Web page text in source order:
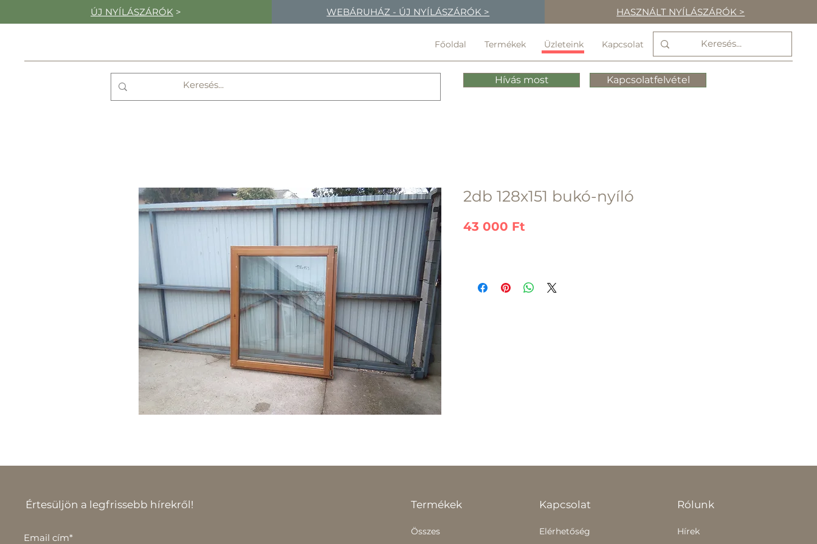
ÚJ NYÍLÁSZÁRÓK > WEBÁRUHÁZ - ÚJ NYÍLÁSZÁRÓK > HASZNÁLT NYÍLÁSZÁRÓK >
Főoldal Termékek Üzleteink Kapcsolat
Hívás most Kapcsolatfelvétel
2db 128x151 bukó-nyíló
43 000 Ft
Értesüljön a legfrissebb hírekről!
Email cím*
Termékek
Összes
Kapcsolat
Elérhetőség
Rólunk
Hírek